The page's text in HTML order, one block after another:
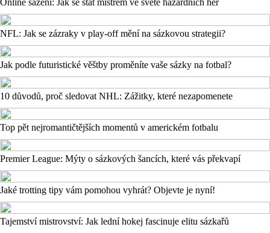
NFL: Jak se zázraky v play-off mění na sázkovou strategii?
Jak podle futuristické věštby proměníte vaše sázky na fotbal?
10 důvodů, proč sledovat NHL: Zážitky, které nezapomenete
Top pět nejromantičtějších momentů v americkém fotbalu
Premier League: Mýty o sázkových šancích, které vás překvapí
Jaké trotting tipy vám pomohou vyhrát? Objevte je nyní!
Tajemství mistrovství: Jak lední hokej fascinuje elitu sázkařů